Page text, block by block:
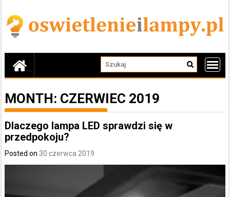
content
MONTH: CZERWIEC 2019
Dlaczego lampa LED sprawdzi się w
przedpokoju?
Posted on 30 czerwca 2019